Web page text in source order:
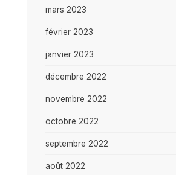
mars 2023
février 2023
janvier 2023
décembre 2022
novembre 2022
octobre 2022
septembre 2022
août 2022